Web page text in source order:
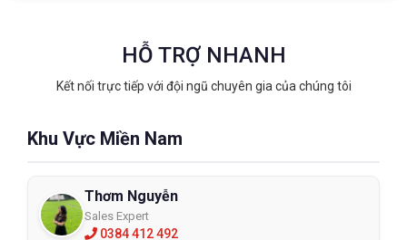
HỖ TRỢ NHANH
Kết nối trực tiếp với đội ngũ chuyên gia của chúng tôi
Khu Vực Miền Nam
Thơm Nguyễn
Sales Expert
0384 412 492